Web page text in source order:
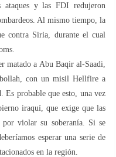
y las FDI redujeron
Al mismo tiempo, la
contra Siria, durante el cual
matado a Abu Baqir al-Saadi,
con un misil Hellfire a
Es probable que esto, una vez
iraquí, que exige que las
por violar su soberanía. Si se
esperar una serie de
en la región.